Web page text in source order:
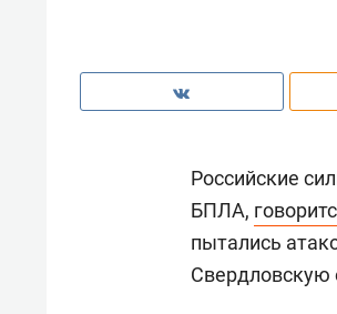
Российские
БПЛА,
пытались
Свердловскую